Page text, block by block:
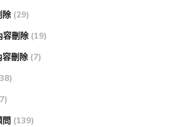
除 (29)
容刪除 (19)
容刪除 (7)
問 (139)